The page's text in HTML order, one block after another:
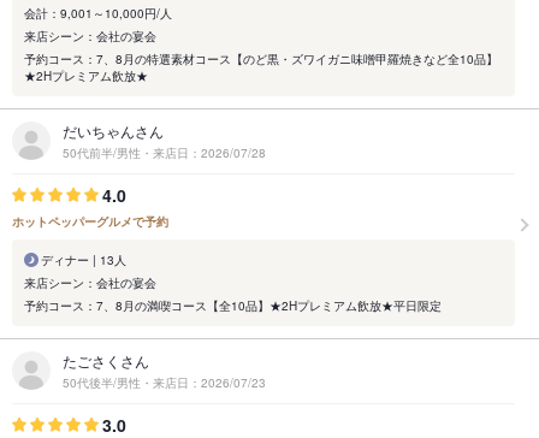
会計：9,001～10,000円/人
来店シーン：会社の宴会
予約コース：7、8月の特選素材コース【のど黒・ズワイガニ味噌甲羅焼きなど全10品】
★2Hプレミアム飲放★
だいちゃんさん
50代前半/男性・来店日：2026/07/28
4.0
ホットペッパーグルメで予約
ディナー | 13人
来店シーン：会社の宴会
予約コース：7、8月の満喫コース【全10品】★2Hプレミアム飲放★平日限定
たごさくさん
50代後半/男性・来店日：2026/07/23
3.0